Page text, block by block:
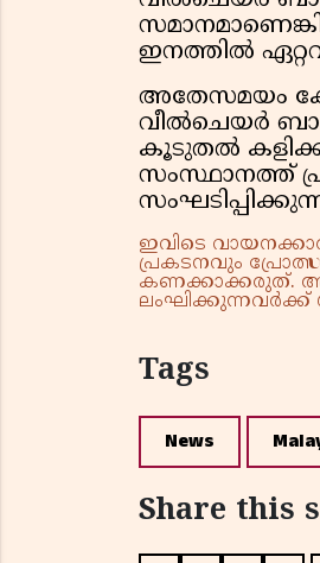
ഇനത്തിൽ
അതേസമയം
വീൽചെയർ
കൂടുതൽ
സംസ്ഥാനത്ത്
ഇവിടെ
പ്രകടനവും
കണക്കാക്കരുത്.
ലംഘിക്കുന്നവർക്ക്
Tags
News
Share this